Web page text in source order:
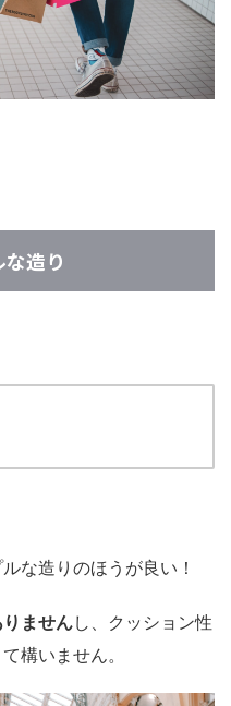
造り
な造りのほうが良い！
ませんし、クッション性
構いません。